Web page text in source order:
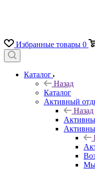
Избранные товары 0
Каталог
Назад
Каталог
Активный
Назад